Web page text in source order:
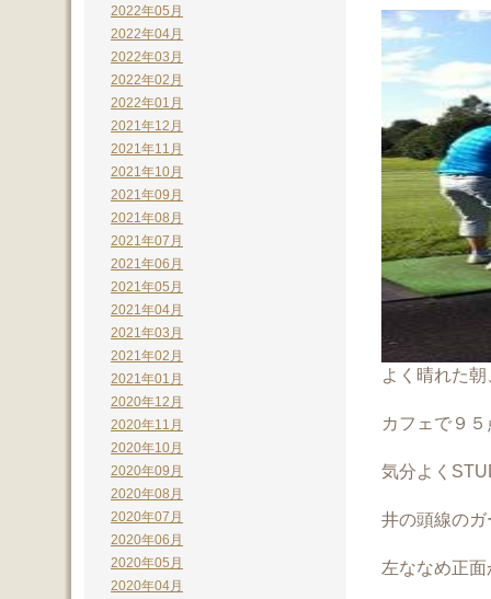
よく晴れた朝
カフェで９
気分よく
井の頭線の
左ななめ正
2022年05月
2022年04月
2022年03月
2022年02月
2022年01月
2021年12月
2021年11月
2021年10月
2021年09月
2021年08月
2021年07月
2021年06月
2021年05月
2021年04月
2021年03月
2021年02月
2021年01月
2020年12月
2020年11月
2020年10月
2020年09月
2020年08月
2020年07月
2020年06月
2020年05月
2020年04月